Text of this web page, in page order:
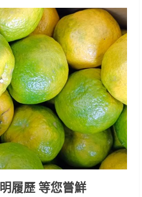
履歷 等您嘗鮮